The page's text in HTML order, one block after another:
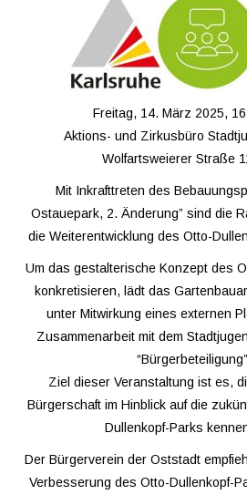
WIR ÜBER UNS
OSTSTADT-
EAST SIDE URBAN
ART
KONTAKT
Freitag, 14. März 2025,
Aktions- und Zirkusbüro
Wolfartsweierer Straße
Mit Inkrafttreten des
Ostauepark, 2. Änderung” sind die
die Weiterentwicklung des Otto-
Um das gestalterische Konzept des
konkretisieren, lädt das
unter Mitwirkung eines externen
Zusammenarbeit mit dem
Ziel dieser Veranstaltung ist es,
Bürgerschaft im Hinblick auf die
Dullenkopf-Parks
Der Bürgerverein der Oststadt
Verbesserung des Otto-Dullenkopf-